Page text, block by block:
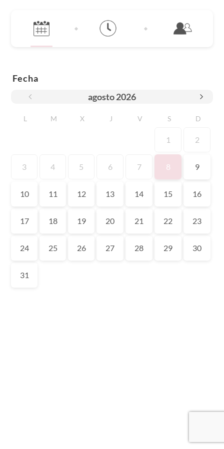
Fecha
agosto2026
L M X J V S D
1 2
3 4 5 6 7 8 9
10 11 12 13 14 15 16
17 18 19 20 21 22 23
24 25 26 27 28 29 30
31